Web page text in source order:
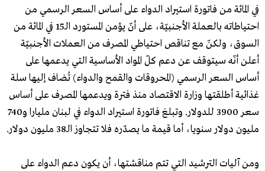
في المائة من فاتورة استيراد الدواء على أساس السعر الرسمي من
احتياطاته بالعملة الأجنبيّة، على أنّ يؤمن المستورد الـ15 في المائة من
السوق، ولكنّ مع تناقص احتياطي المصرف من العملات الأجنبيّة
أعلن أنّه سيتوقف عن دعم كلّ المواد الأساسية التي يدعمها على
أساس السعر الرسمي (المحروقات والقمح والدواء) تُضاف إليها سلة
غذائية أطلقتها وزارة الاقتصاد منذ فترة ويدعمها المصرف على أساس
سعر 3900 للدولار. وتبلغ فاتورة استيراد الدواء في لبنان مليارا و740
مليون دولار سنويا، أما قيمة ما يصدّره فلا تتجاوز الـ38 مليون دولار.
ومن آليات الترشيد التي تتم مناقشتها، أن يكون دعم الدواء على